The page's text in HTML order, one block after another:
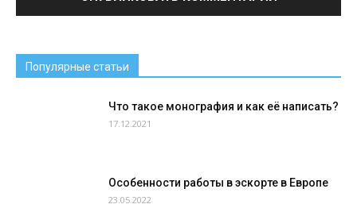
Популярные статьи
Что такое монография и как её написать?
17.12.2021
Особенности работы в эскорте в Европе
23.05.2022